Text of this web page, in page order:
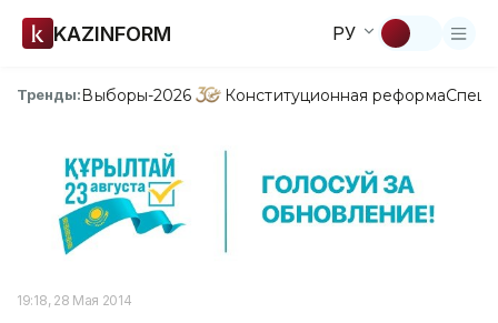
KAZINFORM РУ
Тренды:Выборы-2026 Конституционная реформа
19:18, 28 Мая 2014